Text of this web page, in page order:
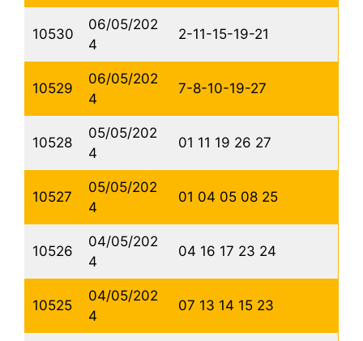
10530
06/05/202
4
2-11-15-19-21
10529
06/05/202
4
7-8-10-19-27
10528
05/05/202
4
01 11 19 26 27
10527
05/05/202
4
01 04 05 08 25
10526
04/05/202
4
04 16 17 23 24
10525
04/05/202
4
07 13 14 15 23